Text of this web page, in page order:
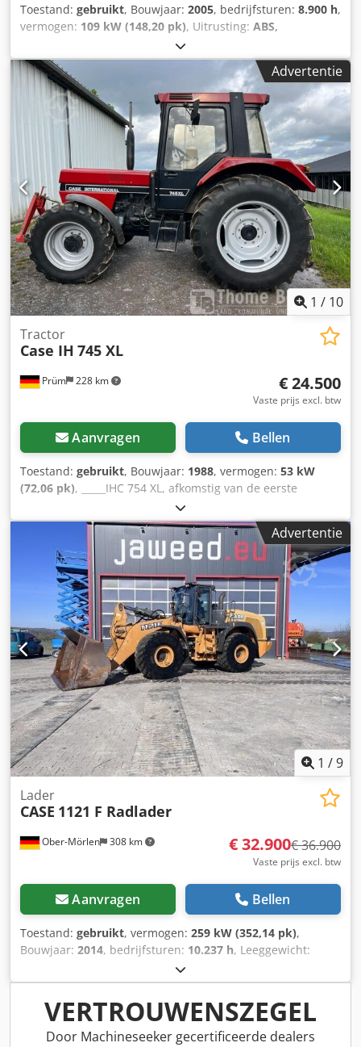
Toestand: gebruikt, Bouwjaar: 2005, bedrijfsturen: 8.900 h,
vermogen: 109 kW (148,20 pk), Uitrusting: ABS,
airconditioning, cabine, vierwielaandrijving
gewicht: 5.868 kg Lengte: 4.692 mm Breedte: 2.507 mm
Dcjdpfx Abswlmt Ijhjk Hoogte: 2.997 mm Wielbasis: 2.723
mm Nominaal vermogen: 105,9 kW, 144 pk Nominaal
toerental: 2.200 tpm Aantal cilinders: 6 Verplaatsing: 7.480
cm³ Koppeltoename: 51,3 Vierwielaandrijving
Advertentie
1 / 10
Prüm 228 km
Tractor
Case IH 745 XL
€ 24.500
Vaste prijs excl. btw
Aanvragen Bellen
Toestand: gebruikt, Bouwjaar: 1988, vermogen: 53 kW
(72,06 pk), _____IHC 754 XL, afkomstig van de eerste
eigenaar, in uitstekende staat. Dcedpfxozdmuts Abhek
Bedrijfstijden: ca. 8.600 uur. Bouwjaar: 1988. Voorste
hefinrichting. Voorste aftakas. 30 km/u versnellingsbak.
Prijs: € 24.500,00 (exclusief BTW). Locatie: null
Advertentie
1 /9
Ober-Mörlen 308 km
Lader
CASE 1121 F Radlader
€ 32.900€ 36.900
Vaste prijs excl. btw
Aanvragen Bellen
Toestand: gebruikt, vermogen: 259 kW (352,14 pk),
Bouwjaar: 2014, bedrijfsturen: 10.237 h, Leeggewicht:
27.024 kg Neem contact op met Emal Jaweed voor meer
informatie. Dcsdpfx Asyn Nfwsbhjk Wiellader, Case 1121F,
bouwjaar 2014, bedrijfsuren: 10.237 h, lengte: 8.960 mm,
breedte: 2.990 mm, hoogte: 3.570 mm, maximaal
toegestaan totaalgewicht: 27.024 kg, motor: Case,
VERTROUWENSZEGEL
Door Machineseeker gecertificeerde dealers